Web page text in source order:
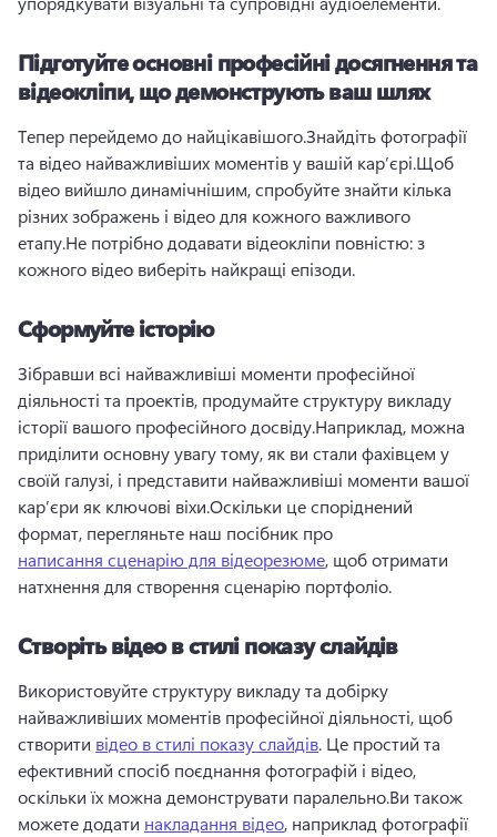
Підготуйте основні професійні досягнення та
відеокліпи, що демонструють ваш шлях
Тепер перейдемо до найцікавішого.Знайдіть фотографії
та відео найважливіших моментів у вашій кар’єрі.Щоб
відео вийшло динамічнішим, спробуйте знайти кілька
різних зображень і відео для кожного важливого
етапу.Не потрібно додавати відеокліпи повністю: з
кожного відео виберіть найкращі епізоди.
Сформуйте історію
Зібравши всі найважливіші моменти професійної
діяльності та проектів, продумайте структуру викладу
історії вашого професійного досвіду.Наприклад, можна
приділити основну увагу тому, як ви стали фахівцем у
своїй галузі, і представити найважливіші моменти вашої
кар’єри як ключові віхи.Оскільки це споріднений
формат, перегляньте наш посібник про
написання сценарію для відеорезюме, щоб отримати
натхнення для створення сценарію портфоліо.
Створіть відео в стилі показу слайдів
Використовуйте структуру викладу та добірку
найважливіших моментів професійної діяльності, щоб
створити відео в стилі показу слайдів. Це простий та
ефективний спосіб поєднання фотографій і відео,
оскільки їх можна демонструвати паралельно.Ви також
можете додати накладання відео, наприклад фотографії